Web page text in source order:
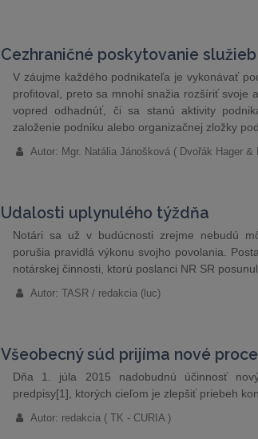
Cezhraničné poskytovanie služieb
V záujme každého podnikateľa je vykonávať
profitoval, preto sa mnohí snažia rozšíriť svoje
vopred odhadnúť, či sa stanú aktivity
založenie podniku alebo organizačnej zložky
Autor: Mgr. Natália Jánošková ( Dvořák Hager &
Udalosti uplynulého týždňa
Notári sa už v budúcnosti zrejme nebudú
porušia pravidlá výkonu svojho povolania.
notárskej činnosti, ktorú poslanci NR SR
Autor: TASR / redakcia (luc)
Všeobecný súd prijíma nové
Dňa 1. júla 2015 nadobudnú účinnosť
predpisy[1], ktorých cieľom je zlepšiť priebeh
Autor: redakcia ( TK - CURIA )